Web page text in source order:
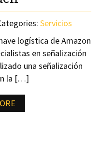
Servicios
logística de Amazon
en señalización
una señalización
la […]